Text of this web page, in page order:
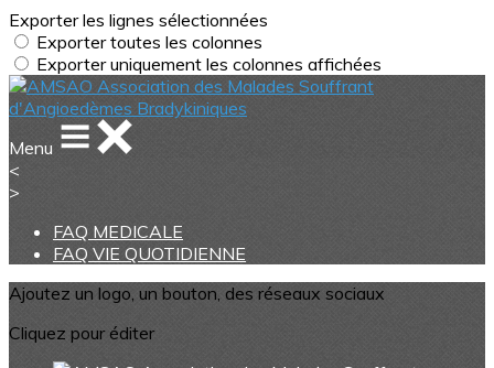
Exporter les lignes sélectionnées
Exporter toutes les colonnes
Exporter uniquement les colonnes affichées
Menu
<
>
FAQ MEDICALE
FAQ VIE QUOTIDIENNE
Ajoutez un logo, un bouton, des réseaux sociaux
Cliquez pour éditer